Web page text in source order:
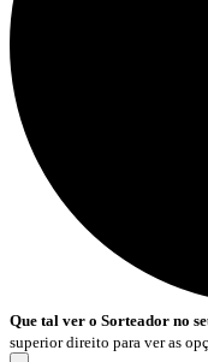
Que tal ver o Sorteador no
superior direito para ver as